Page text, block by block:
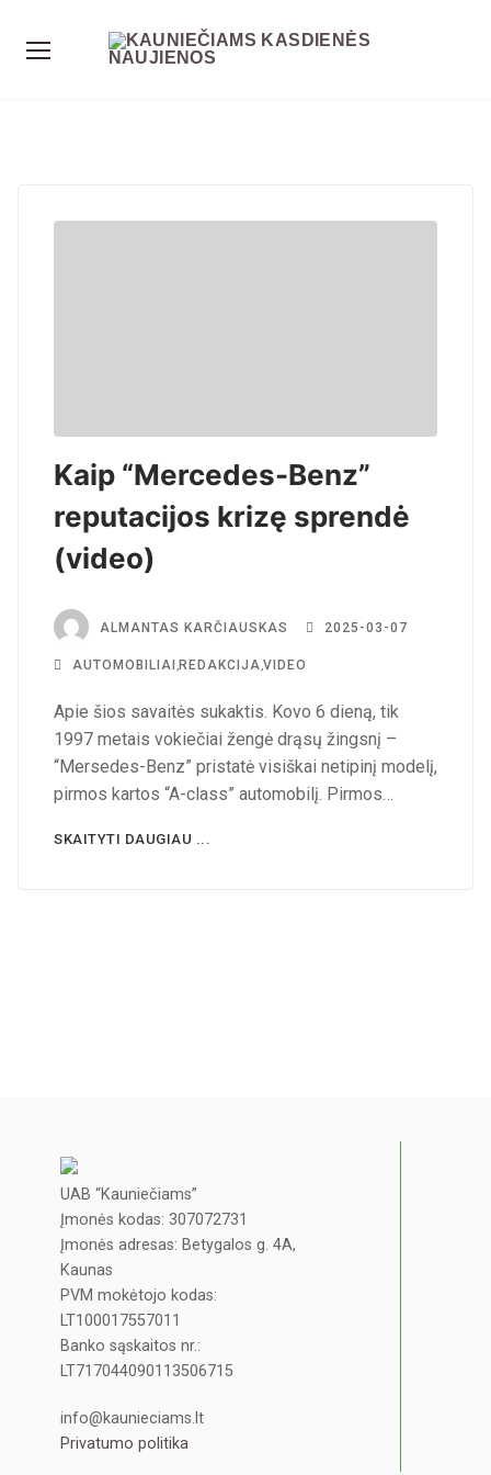
Kaip “Mercedes-Benz”
reputacijos krizę sprendė
(video)
ALMANTAS KARČIAUSKAS 2025-03-07
AUTOMOBILIAI ,REDAKCIJA,VIDEO
Apie šios savaitės sukaktis. Kovo 6 dieną, tik
1997 metais vokiečiai žengė drąsų žingsnį –
“Mersedes-Benz” pristatė visiškai netipinį modelį,
pirmos kartos “A-class” automobilį. Pirmos…
SKAITYTI DAUGIAU ...
UAB “Kauniečiams”
Įmonės kodas: 307072731
Įmonės adresas: Betygalos g. 4A,
Kaunas
PVM mokėtojo kodas:
LT100017557011
Banko sąskaitos nr.:
LT717044090113506715
info@kaunieciams.lt
Privatumo politika